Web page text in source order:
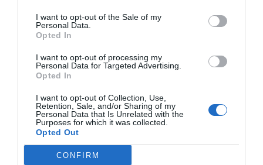
I want to opt-out of the Sale of my
Personal Data.
Opted In
I want to opt-out of processing my
Personal Data for Targeted Advertising.
Opted In
I want to opt-out of Collection, Use,
Retention, Sale, and/or Sharing of my
Personal Data that Is Unrelated with the
Purposes for which it was collected.
Opted Out
CONFIRM
Pre pridanie recenzie sa musíte
prihlásiť
Doprava zadarmo pri
nákupe nad 100,00 €